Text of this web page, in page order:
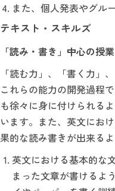
また、個人発表やグル
テキスト・スキルズ
「読み・書き」中心の授業
「読む力」、「書く力」
これらの能力の開発過程
も徐々に身に付けられる
います。また、英文にお
果的な読み書きが出来るよ
英文における基本的な
まった文章が書けるよ